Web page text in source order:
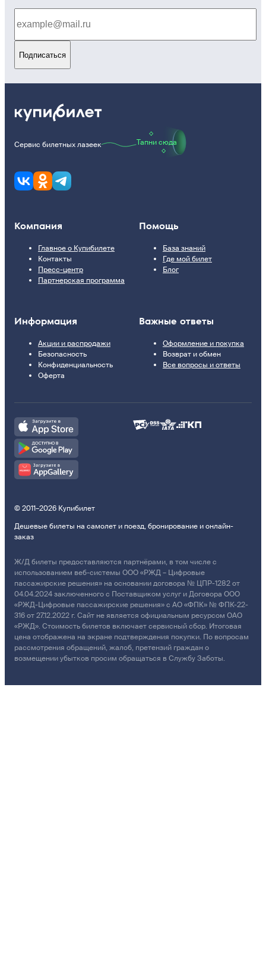
Подписаться
Сервис билетных лазеек Тапни сюда
Компания
Главное о Купибилете
Контакты
Пресс-центр
Партнерская программа
Помощь
База знаний
Где мой билет
Блог
Информация
Акции и распродажи
Безопасность
Конфиденциальность
Оферта
Важные ответы
Оформление и покупка
Возврат и обмен
Все вопросы и ответы
© 2011–2026 Купибилет
Дешевые билеты на самолет и поезд, бронирование и онлайн-
заказ
Ж/Д билеты предоставляются партнёрами, в том числе с
использованием веб-системы ООО «РЖД – Цифровые
пассажирские решения» на основании договора № ЦПР-1282 от
04.04.2024 заключенного с Поставщиком услуг и Договора ООО
«РЖД-Цифровые пассажирские решения» с АО «ФПК» № ФПК-22-
316 от 27.12.2022 г. Сайт не является официальным ресурсом ОАО
«РЖД». Стоимость билетов включает сервисный сбор. Итоговая
цена отображена на экране подтверждения покупки. По вопросам
рассмотрения обращений, жалоб, претензий граждан о
возмещении убытков просим обращаться в Службу Заботы.